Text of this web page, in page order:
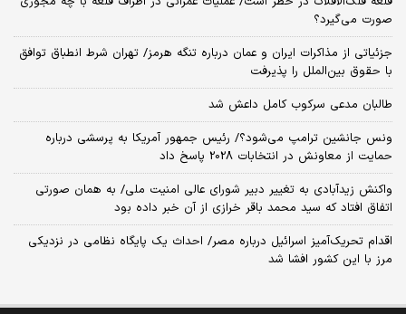
صورت می‌گیرد؟
جزئیاتی از مذاکرات ایران و عمان درباره تنگه هرمز/ تهران شرط انطباق توافق
با حقوق بین‌الملل را پذیرفت
طالبان مدعی سرکوب کامل داعش شد
ونس جانشین ترامپ می‌شود؟/ رئیس جمهور آمریکا به پرسشی درباره
حمایت از معاونش در انتخابات 2028 پاسخ داد
واکنش زیدآبادی به تغییر دبیر شورای عالی امنیت ملی/ به همان صورتی
اتفاق افتاد که سید محمد باقر خرازی از آن خبر داده بود
اقدام تحریک‌آمیز اسرائیل درباره مصر/ احداث یک پایگاه نظامی در نزدیکی
مرز با این کشور افشا شد